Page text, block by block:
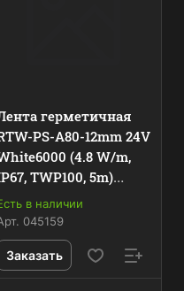
герметичная
PS-A80-12mm 24V
(4.8 W/m,
TWP100, 5m)
-) 045159
в наличии
045159
Заказать